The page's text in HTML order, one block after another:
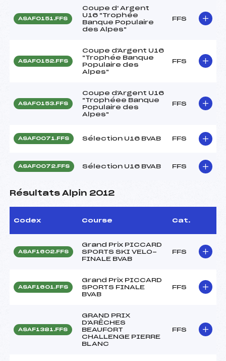
ASAF0151.FFS
Coupe d' Argent
U16 "Trophée
Banque Populaire
des Alpes"
FFS
ASAF0152.FFS
Coupe d'Argent U16
"Trophée Banque
Populaire des
Alpes"
FFS
ASAF0153.FFS
Coupe d'Argent U16
"Trophéee Banque
Populaire des
Alpes"
FFS
ASAF0071.FFS Sélection U16 BVAB FFS
ASAF0072.FFS Sélection U16 BVAB FFS
Résultats Alpin 2012
Codex Course Cat.
ASAF1602.FFS
Grand Prix PICCARD
SPORTS SKI VELO-
FINALE BVAB
FFS
ASAF1601.FFS
Grand Prix PICCARD
SPORTS FINALE
BVAB
FFS
ASAF1381.FFS
GRAND PRIX
D'ARÊCHES
BEAUFORT
CHALLENGE PIERRE
BLANC
FFS